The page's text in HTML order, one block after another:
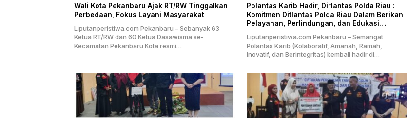
Wali Kota Pekanbaru Ajak RT/RW Tinggalkan
Perbedaan, Fokus Layani Masyarakat
Liputanperistiwa.com Pekanbaru – Sebanyak 63
Ketua RT/RW dan 60 Ketua Dasawisma se-
Kecamatan Pekanbaru Kota resmi…
Polantas Karib Hadir, Dirlantas Polda Riau :
Komitmen Ditlantas Polda Riau Dalam Berikan
Pelayanan, Perlindungan, dan Edukasi
Liputanperistiwa.com Pekanbaru – Semangat
Polantas Karib (Kolaboratif, Amanah, Ramah,
Inovatif, dan Berintegritas) kembali hadir di…